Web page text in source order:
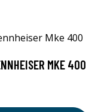
MKE 400